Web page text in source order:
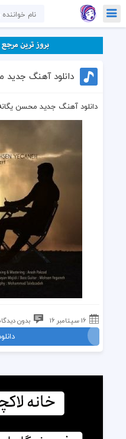
دانلود آهنگ جدید
دانلود آهنگ جدید محسن
16 سپتامبر 16 بدون